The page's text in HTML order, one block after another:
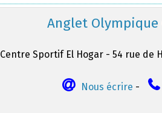
Anglet
Centre Sportif El Hogar - 54 rue de
Nous écrire -